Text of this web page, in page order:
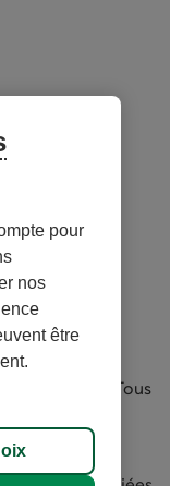
onglet.
Desjardins. Tous
pour
nos
être